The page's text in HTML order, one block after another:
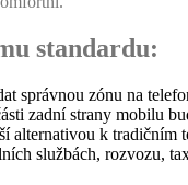
standardu:
správnou zónu na
zadní strany mobilu
alternativou k tradičním
službách, rozvozu,